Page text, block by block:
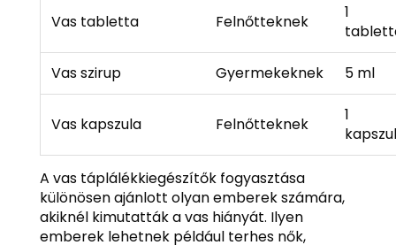
Vas tabletta Felnőtteknek
1
Vas szirup Gyermekeknek 5 ml
Vas kapszula Felnőtteknek
1
A vas táplálékkiegészítők fogyasztása
különösen ajánlott olyan emberek számára,
akiknél kimutatták a vas hiányát. Ilyen
emberek lehetnek például terhes nők,